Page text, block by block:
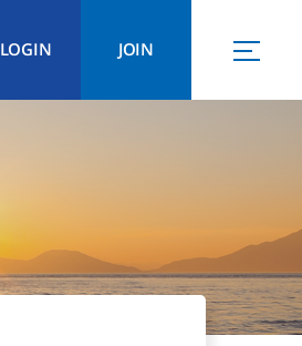
LOGIN JOIN